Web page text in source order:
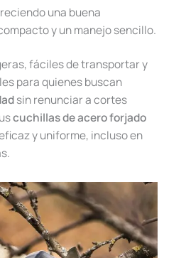
una buena
y un manejo sencillo.
fáciles de transportar y
para quienes buscan
sin renunciar a cortes
cuchillas de acero forjado
y uniforme, incluso en